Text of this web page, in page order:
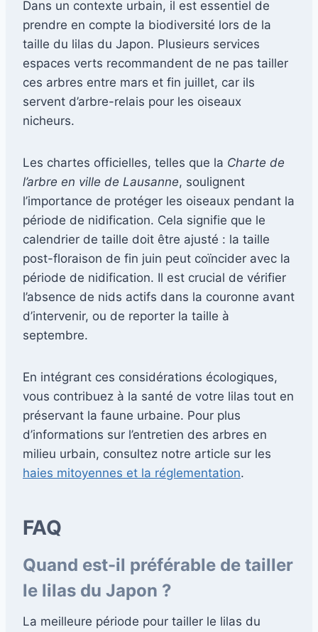
Dans un contexte urbain, il est essentiel de
prendre en compte la biodiversité lors de la
taille du lilas du Japon. Plusieurs services
espaces verts recommandent de ne pas tailler
ces arbres entre mars et fin juillet, car ils
servent d’arbre-relais pour les oiseaux
nicheurs.
Les chartes officielles, telles que la Charte de
l’arbre en ville de Lausanne, soulignent
l’importance de protéger les oiseaux pendant la
période de nidification. Cela signifie que le
calendrier de taille doit être ajusté : la taille
post-floraison de fin juin peut coïncider avec la
période de nidification. Il est crucial de vérifier
l’absence de nids actifs dans la couronne avant
d’intervenir, ou de reporter la taille à
septembre.
En intégrant ces considérations écologiques,
vous contribuez à la santé de votre lilas tout en
préservant la faune urbaine. Pour plus
d’informations sur l’entretien des arbres en
milieu urbain, consultez notre article sur les
haies mitoyennes et la réglementation.
FAQ
Quand est-il préférable de tailler
le lilas du Japon ?
La meilleure période pour tailler le lilas du